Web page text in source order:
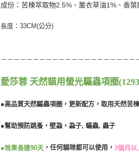
成份：苦楝萃取物2.5%、薰衣草油1%、香葉
長度：33CM(公分)
－－－－－－－－－－－－－－－－－－－－－
愛莎蓉 天然貓用螢光驅蟲項圈
●高品質天然驅蟲項圈，更新配方，取用天然苦
●幫助預防跳蚤，壁蝨，蝨子, 蟎蟲, 蟲子
●效果長達90天 ，任何貓咪都可以使用，3個月以